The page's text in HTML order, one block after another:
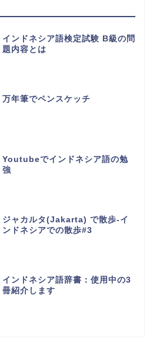
インドネシア語検定試験 B級の問
題内容とは
万年筆でペンスケッチ
Youtubeでインドネシア語の勉
強
ジャカルタ(Jakarta) で散歩-イ
ンドネシアでの散歩#3
インドネシア語辞書：使用中の3
冊紹介します